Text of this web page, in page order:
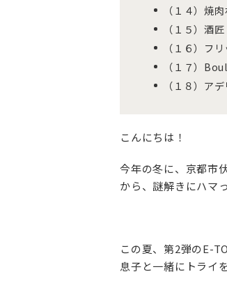
（１４）焼
（１５）酒
（１６）フ
（１７）
（１８）ア
こんにちは！
今年の冬に、京都市
から、謎解きにハマ
この夏、第2弾のE-
息子と一緒にトライ